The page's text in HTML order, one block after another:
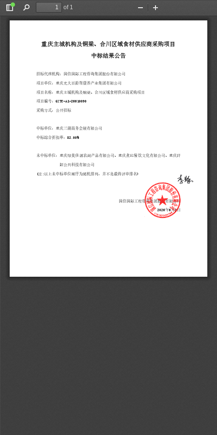
Toggle
Sidebar
Find
of 1
Zoom
Out
In
重庆主城机构及铜梁、 合川 区域食材供应商采购项目
中标结果公告
招标代 理机 构： 国信国际工程咨询集团 股份有限 公司
项目单位 ： 重 庆光大百龄帮 康养产业集团 有限 公司
项目 名称： 重 庆主城机构及铜梁、 合川 区域食材供应商采购项目
项目编号： GXTC-A1-266 10090
采购方式： 公开招标
中标单位 ： 重 庆三湖 商务会展有限 公司
中标综合折扣率： 82 00%
未 中标单位 ： 重 庆绿美佳源农副 产品有限 公司 、 重 庆煮纪餐饮 文化有限 公司 、 重 庆阡
陌公共科技有限 公司
(注: 以 上 未 中标单位 顺序为随机排列， 并不是最终评审排名)
国信国际工程咨询集 团股份有限公司
2026年6月2日